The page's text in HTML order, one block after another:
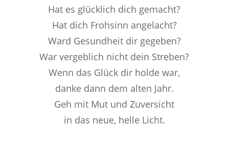
Hat es glücklich dich gemacht?
Hat dich Frohsinn angelacht?
Ward Gesundheit dir gegeben?
War vergeblich nicht dein Streben?
Wenn das Glück dir holde war,
danke dann dem alten Jahr.
Geh mit Mut und Zuversicht
in das neue, helle Licht.